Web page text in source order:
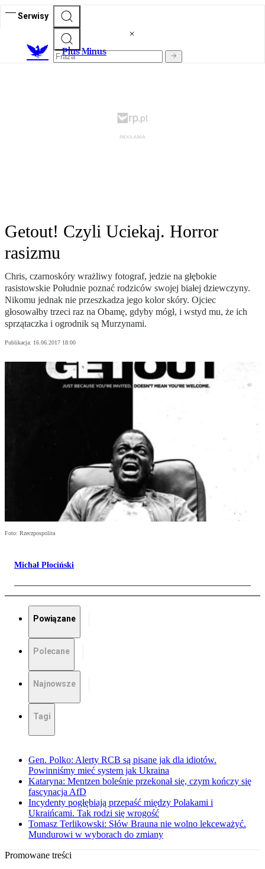
Serwisy
Plus Minus
Getout! Czyli Uciekaj. Horror
rasizmu
Chris, czarnoskóry wrażliwy fotograf, jedzie na głębokie
rasistowskie Południe poznać rodziców swojej białej dziewczyny.
Nikomu jednak nie przeszkadza jego kolor skóry. Ojciec
głosowałby trzeci raz na Obamę, gdyby mógł, i wstyd mu, że ich
sprzątaczka i ogrodnik są Murzynami.
Publikacja: 16.06.2017 18:00
Foto: Rzeczpospolita
Michał Płociński
Powiązane
Polecane
Najnowsze
Tagi
Gen. Polko: Alerty RCB są pisane jak dla idiotów.
Powinniśmy mieć system jak Ukraina
Kataryna: Mentzen boleśnie przekonał się, czym kończy się
fascynacja AfD
Incydenty pogłębiają przepaść między Polakami i
Ukraińcami. Tak rodzi się wrogość
Tomasz Terlikowski: Słów Brauna nie wolno lekceważyć.
Mundurowi w wyborach do zmiany
Promowane treści